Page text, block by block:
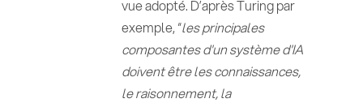
vue adopté. D’après Turing par
exemple, “les principales
composantes d'un système d'IA
doivent être les connaissances,
le raisonnement, la